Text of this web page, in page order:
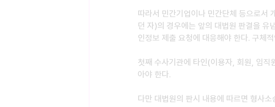
따라서 민간기업이나 민간단체 등으로서
던 자)의 경우에는 앞의 대법원 판결을 유
인정보 제출 요청에 대응해야 한다. 구체
첫째 수사기관에 타인(이용자, 회원, 임직
아야 한다.
다만 대법원의 판시 내용에 따르면 형사